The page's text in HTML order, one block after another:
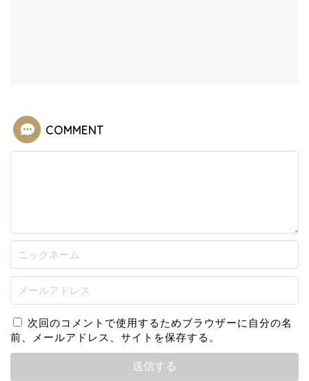
COMMENT
次回のコメントで使用するためブラウザーに自分の名
前、メールアドレス、サイトを保存する。